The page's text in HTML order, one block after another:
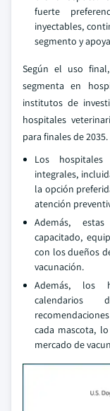
fuerte
inyectables,
segmento y
Según el uso
segmenta en
institutos de
hospitales
para finales de 2035.
Los hospitales
integrales,
la opción
atención
Además,
capacitado,
con los dueños
vacunación.
Además, los
calendarios
cada mascota,
mercado de